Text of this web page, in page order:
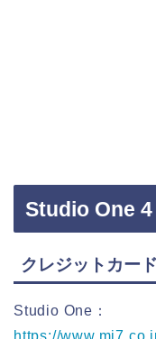
Studio One 4
クレジットカー
Studio One：
https://